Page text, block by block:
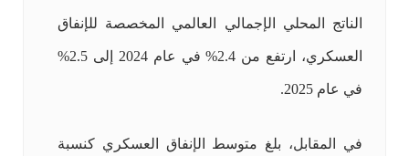
الناتج المحلي الإجمالي العالمي المخصصة للإنفاق
العسكري، ارتفع من 2.4% في عام 2024 إلى 2.5%
في عام 2025.
في المقابل، بلغ متوسط الإنفاق العسكري كنسبة